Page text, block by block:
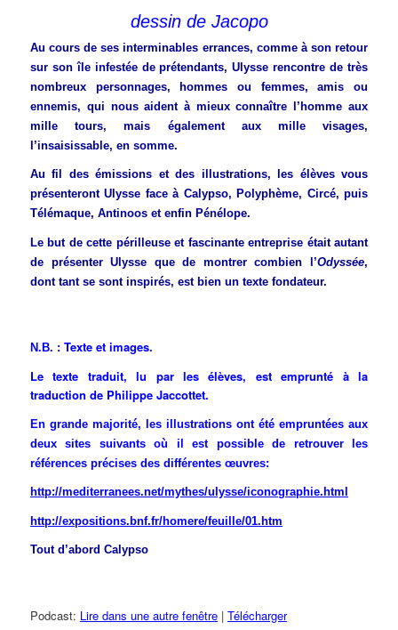
dessin de Jacopo
Au cours de ses interminables errances, comme à son retour
sur son île infestée de prétendants, Ulysse rencontre de très
nombreux personnages, hommes ou femmes, amis ou
ennemis, qui nous aident à mieux connaître l’homme aux
mille tours, mais également aux mille visages,
l’insaisissable, en somme.
Au fil des émissions et des illustrations, les élèves vous
présenteront Ulysse face à Calypso, Polyphème, Circé, puis
Télémaque, Antinoos et enfin Pénélope.
Le but de cette périlleuse et fascinante entreprise était autant
de présenter Ulysse que de montrer combien l’Odyssée,
dont tant se sont inspirés, est bien un texte fondateur.
N.B. :Texte et images.
Le texte traduit, lu par les élèves, est emprunté à la
traduction de Philippe Jaccottet.
En grande majorité, les illustrations ont été empruntées aux
deux sites suivants où il est possible de retrouver les
références précises des différentes œuvres:
http://mediterranees.net/mythes/ulysse/iconographie.html
http://expositions.bnf.fr/homere/feuille/01.htm
Tout d’abord Calypso
Podcast: Lire dans une autre fenêtre |Télécharger